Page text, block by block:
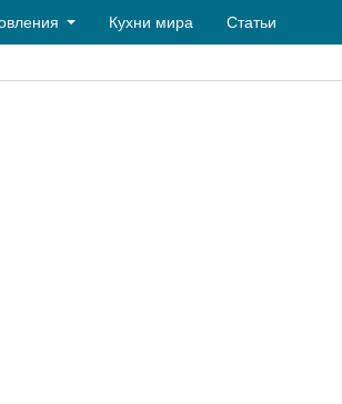
Кухни мира Статьи